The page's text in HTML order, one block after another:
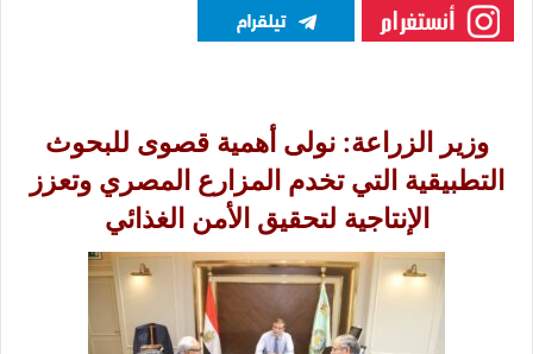
وزير الزراعة: نولى أهمية قصوى للبحوث
التطبيقية التي تخدم المزارع المصري وتعزز
الإنتاجية لتحقيق الأمن الغذائي